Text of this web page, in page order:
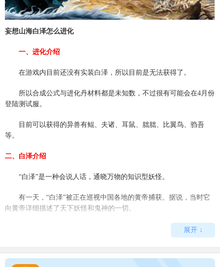
妄想山海白泽怎么进化
一、进化介绍
在游戏内目前还没有实装白泽，所以目前是无法获得了。
所以合成公式与进化丹材料都是未知数，不过很有可能会在4月份
登陆测试服。
目前可以获得的异兽有鲲、夫诸、耳鼠、朏朏、比翼鸟、驺吾
等。
二、白泽介绍
“白泽”是一种会说人话，通晓万物的知识型妖怪。
有一天，“白泽”被正在巡视中国各地的黄帝捕获。据说，当时它
向黄帝详细描述了天下妖怪和鬼神的一切。
黄帝命令家臣将“白泽”所描述的妖怪鬼神，一个一个地画成图
三、宠物升级攻略
展开 ↓